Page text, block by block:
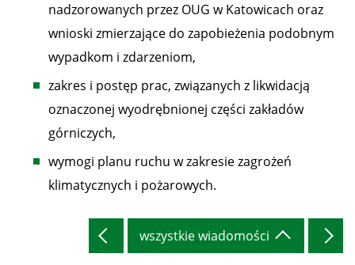
nadzorowanych przez OUG w Katowicach oraz
wnioski zmierzające do zapobieżenia podobnym
wypadkom i zdarzeniom,
zakres i postęp prac, związanych z likwidacją
oznaczonej wyodrębnionej części zakładów
górniczych,
wymogi planu ruchu w zakresie zagrożeń
klimatycznych i pożarowych.
wszystkie wiadomości